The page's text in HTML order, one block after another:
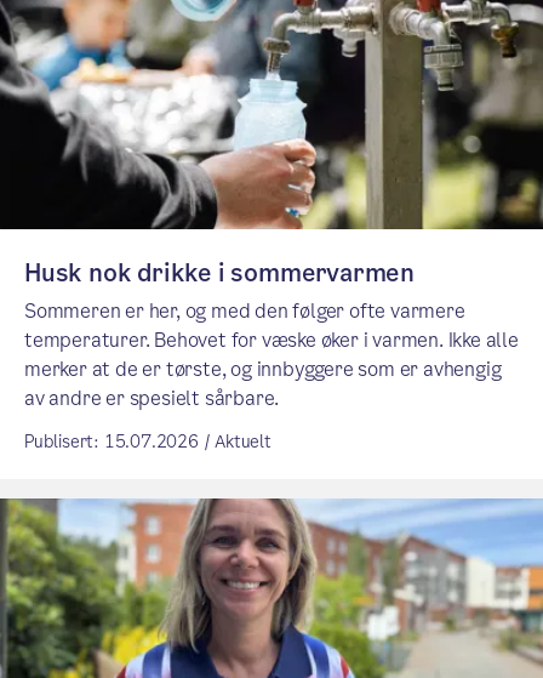
Husk nok drikke i sommervarmen
Sommeren er her, og med den følger ofte varmere
temperaturer. Behovet for væske øker i varmen. Ikke alle
merker at de er tørste, og innbyggere som er avhengig
av andre er spesielt sårbare.
Publisert: 15.07.2026 / Aktuelt